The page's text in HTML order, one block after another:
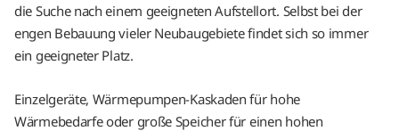
die Suche nach einem geeigneten Aufstellort. Selbst bei der
engen Bebauung vieler Neubaugebiete findet sich so immer
ein geeigneter Platz.
Einzelgeräte, Wärmepumpen-Kaskaden für hohe
Wärmebedarfe oder große Speicher für einen hohen